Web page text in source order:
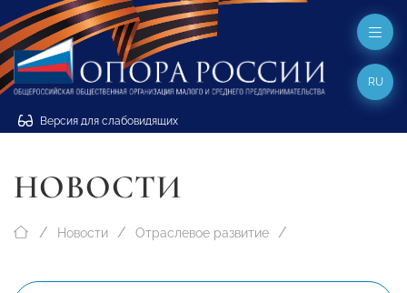
Версия для слабовидящих
RU
НОВОСТИ
Новости Отраслевое развитие